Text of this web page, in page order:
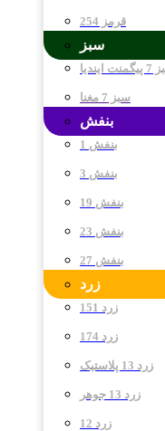
قرمز 254
سبز
سبز 7 مغنا
بنفش
بنفش 1
بنفش 3
بنفش 19
بنفش 23
بنفش 27
زرد
زرد 151
زرد 174
زرد 13 پلاستیک
زرد 13 جوهر
زرد 12